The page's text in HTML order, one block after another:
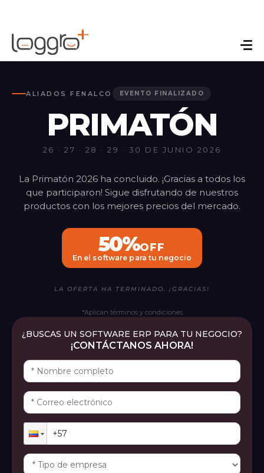
ALIADOS FENALCO EVENTO FINALIZADO
PRIMATÓN
26 · 27 · 28 · 29 · 30 DE JUNIO 2026
La Primatón 2026 ha concluido. ¡Gracias a todos los
que participaron! Sigue disfrutando de nuestros
productos con los mejores precios del mercado.
50%OFF
En el software para tu negocio
LA OFERTA HA TERMINADO. ¡GRACIAS!
*Aplican términos y condiciones
¿BUSCAS UN SOFTWARE ERP PARA TU NEGOCIO?
¡CONTÁCTANOS AHORA!